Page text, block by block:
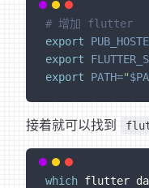
# 增加 flutter
export
export
export
PATH="
接着就可以找到
which flutter